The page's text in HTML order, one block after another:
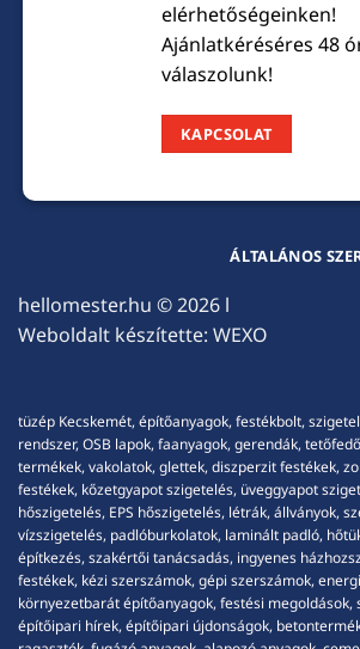
elérhetőségeinken!
Ajánlatkéréséres 48
válaszolunk!
KAPCSOLAT
hellomester.hu © 2026 l
Weboldalt készítette: WEXO
ÁLTALÁNOS
tüzép Kecskemét, építőanyagok, festékbolt,
rendszer, OSB lapok, faanyagok, gerendák,
termékek, vakolatok, glettek, diszperzit festékek,
festékek, kőzetgyapot szigetelés, üveggyapot
hőszigetelés, EPS hőszigetelés, létrák, állványok,
vízszigetelés, padlóburkolatok, laminált padló,
építkezés, szakértői tanácsadás, ingyenes
festékek, kézi szerszámok, gépi szerszámok,
környezetbarát építőanyagok, festési megoldások,
építőipari hírek, építőipari újdonságok,